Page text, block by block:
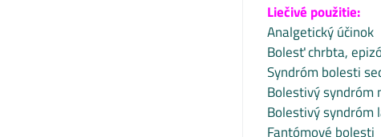
Liečivé použitie:
Analgetický účinok
Bolesť chrbta,
Syndróm bolesti
Bolestivý syndróm
Bolestivý syndróm
Fantómové bolesti